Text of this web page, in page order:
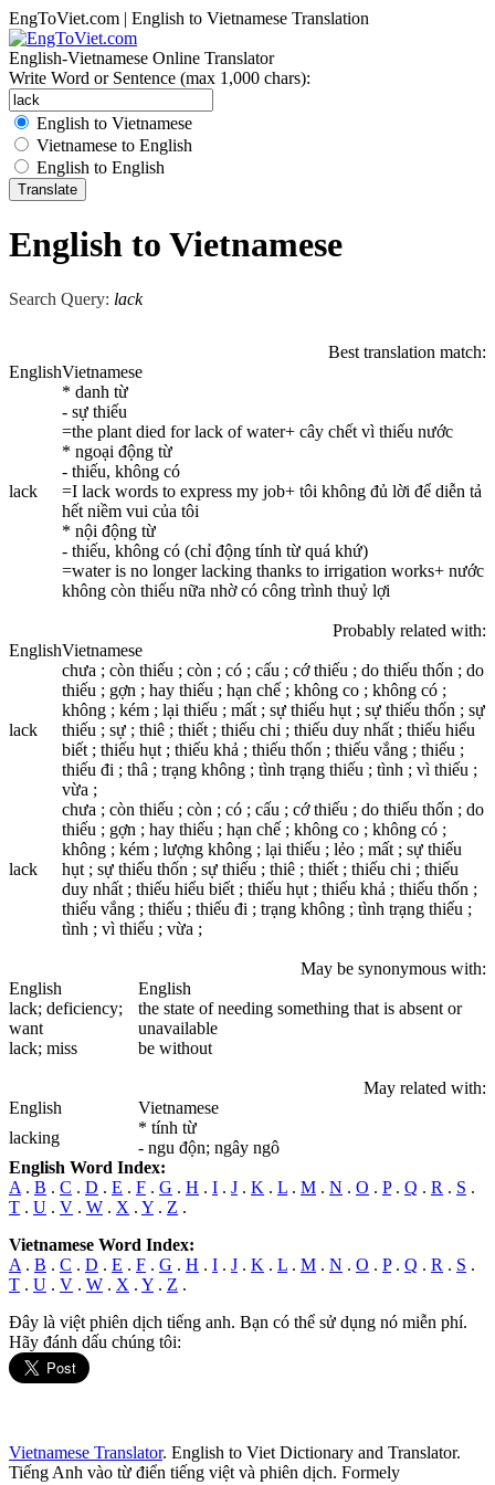
EngToViet.com | English to Vietnamese Translation
English-Vietnamese Online Translator
Write Word or Sentence (max 1,000 chars):
English to Vietnamese
Vietnamese to English
English to English
English to Vietnamese
Search Query: lack
Best translation match:
EnglishVietnamese
lack
* danh từ
- sự thiếu
=the plant died for lack of water+ cây chết vì thiếu nước
* ngoại động từ
- thiếu, không có
=I lack words to express my job+ tôi không đủ lời để diễn tả
hết niềm vui của tôi
* nội động từ
- thiếu, không có (chỉ động tính từ quá khứ)
=water is no longer lacking thanks to irrigation works+ nước
không còn thiếu nữa nhờ có công trình thuỷ lợi
Probably related with:
EnglishVietnamese
lack
chưa ; còn thiếu ; còn ; có ; cấu ; cớ thiếu ; do thiếu thốn ; do
thiếu ; gợn ; hay thiếu ; hạn chế ; không co ; không có ;
không ; kém ; lại thiếu ; mất ; sự thiếu hụt ; sự thiếu thốn ; sự
thiếu ; sự ; thiê ; thiết ; thiếu chi ; thiếu duy nhất ; thiếu hiểu
biết ; thiếu hụt ; thiếu khả ; thiếu thốn ; thiếu vắng ; thiếu ;
thiếu đi ; thâ ; trạng không ; tình trạng thiếu ; tình ; vì thiếu ;
vừa ;
lack
chưa ; còn thiếu ; còn ; có ; cấu ; cớ thiếu ; do thiếu thốn ; do
thiếu ; gợn ; hay thiếu ; hạn chế ; không co ; không có ;
không ; kém ; lượng không ; lại thiếu ; lẻo ; mất ; sự thiếu
hụt ; sự thiếu thốn ; sự thiếu ; thiê ; thiết ; thiếu chi ; thiếu
duy nhất ; thiếu hiểu biết ; thiếu hụt ; thiếu khả ; thiếu thốn ;
thiếu vắng ; thiếu ; thiếu đi ; trạng không ; tình trạng thiếu ;
tình ; vì thiếu ; vừa ;
May be synonymous with:
English
English
lack; deficiency;
want
the state of needing something that is absent or
unavailable
lack; miss be without
May related with:
English
Vietnamese
lacking
* tính từ
- ngu độn; ngây ngô
English Word Index:
A . B . C . D . E . F . G . H . I . J . K . L . M . N . O . P. Q . R . S .
T . U . V . W . X . Y . Z .
Vietnamese Word Index:
A . B . C . D . E . F . G . H . I . J . K . L . M . N . O . P. Q . R . S .
T . U . V . W . X . Y . Z .
Đây là việt phiên dịch tiếng anh. Bạn có thể sử dụng nó miễn phí.
Hãy đánh dấu chúng tôi:
Vietnamese Translator. English to Viet Dictionary and Translator.
Tiếng Anh vào từ điển tiếng việt và phiên dịch. Formely